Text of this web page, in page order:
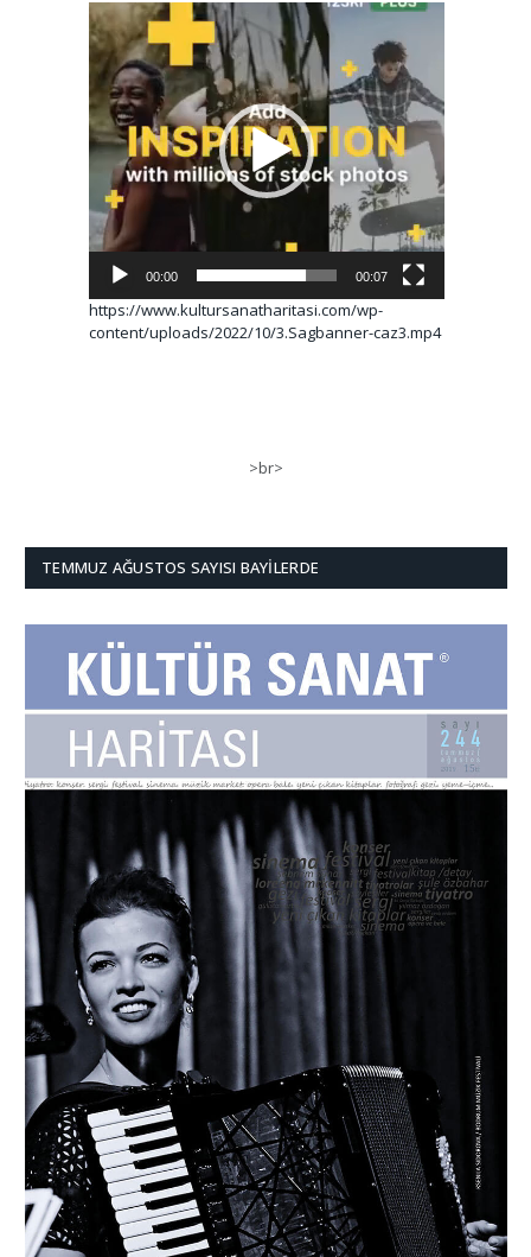
Video
oynatıcı
00:00 00:07
https://www.kultursanatharitasi.com/wp-
content/uploads/2022/10/3.Sagbanner-caz3.mp4
>br>
TEMMUZ AĞUSTOS SAYISI BAYILERDE